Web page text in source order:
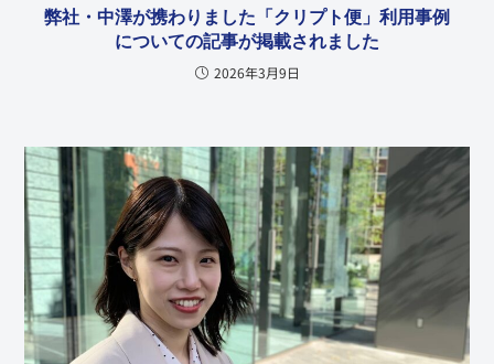
弊社・中澤が携わりました「クリプト便」利用事例
についての記事が掲載されました
2026年3月9日